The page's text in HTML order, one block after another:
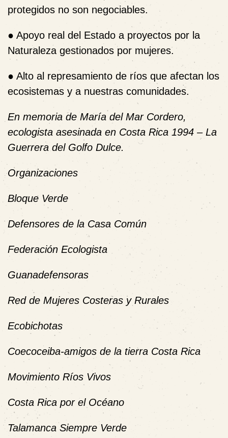
protegidos no son negociables.
● Apoyo real del Estado a proyectos por la
Naturaleza gestionados por mujeres.
● Alto al represamiento de ríos que afectan los
ecosistemas y a nuestras comunidades.
En memoria de María del Mar Cordero,
ecologista asesinada en Costa Rica 1994 – La
Guerrera del Golfo Dulce.
Organizaciones
Bloque Verde
Defensores de la Casa Común
Federación Ecologista
Guanadefensoras
Red de Mujeres Costeras y Rurales
Ecobichotas
Coecoceiba-amigos de la tierra Costa Rica
Movimiento Ríos Vivos
Costa Rica por el Océano
Talamanca Siempre Verde